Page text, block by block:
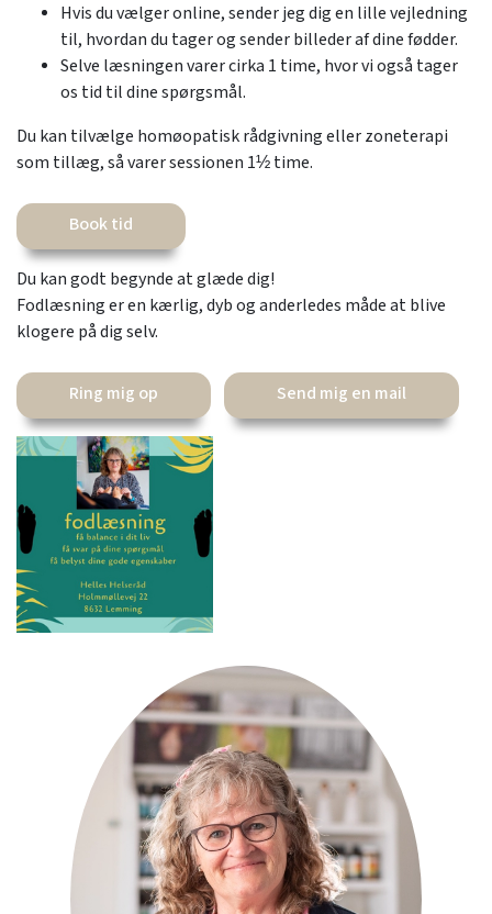
Hvis du vælger online, sender jeg dig en lille vejledning
til, hvordan du tager og sender billeder af dine fødder.
Selve læsningen varer cirka 1 time, hvor vi også tager
os tid til dine spørgsmål.
Du kan tilvælge homøopatisk rådgivning eller zoneterapi
som tillæg, så varer sessionen 1½ time.
Book tid
Du kan godt begynde at glæde dig!
Fodlæsning er en kærlig, dyb og anderledes måde at blive
klogere på dig selv.
Ring mig op Send mig en mail